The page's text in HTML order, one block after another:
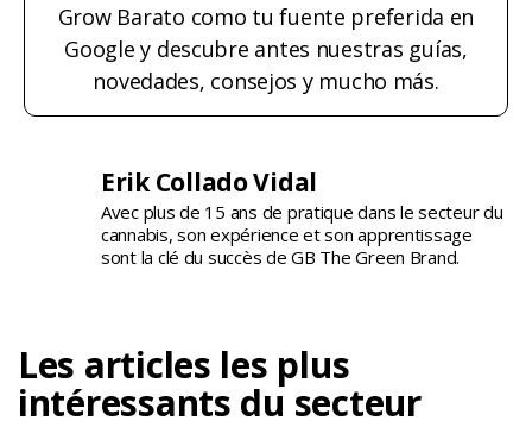
Grow Barato como tu fuente preferida en
Google y descubre antes nuestras guías,
novedades, consejos y mucho más.
Erik Collado Vidal
Avec plus de 15 ans de pratique dans le secteur du
cannabis, son expérience et son apprentissage
sont la clé du succès de GB The Green Brand.
Les articles les plus
intéressants du secteur